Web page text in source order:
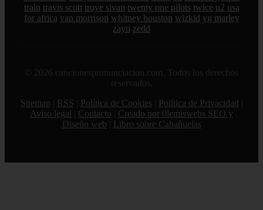
train travis scott troye sivan twenty one pilots twice u2 usa
for africa van morrison whitney houston wizkid yg marley
zayn zedd
© 2026 cancionespronunciacion.com. Todos los derechos
reservados.
Sitemap
RSS Política de Cookies Política de Privacidad
Aviso legal
Contacto
Creado por 0lemiswebs SEO y
Diseño web
Libro sobre Cabañuelas